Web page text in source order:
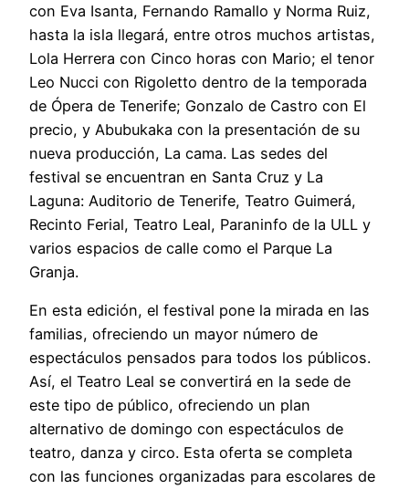
con Eva Isanta, Fernando Ramallo y Norma Ruiz,
hasta la isla llegará, entre otros muchos artistas,
Lola Herrera con Cinco horas con Mario; el tenor
Leo Nucci con Rigoletto dentro de la temporada
de Ópera de Tenerife; Gonzalo de Castro con El
precio, y Abubukaka con la presentación de su
nueva producción, La cama. Las sedes del
festival se encuentran en Santa Cruz y La
Laguna: Auditorio de Tenerife, Teatro Guimerá,
Recinto Ferial, Teatro Leal, Paraninfo de la ULL y
varios espacios de calle como el Parque La
Granja.
En esta edición, el festival pone la mirada en las
familias, ofreciendo un mayor número de
espectáculos pensados para todos los públicos.
Así, el Teatro Leal se convertirá en la sede de
este tipo de público, ofreciendo un plan
alternativo de domingo con espectáculos de
teatro, danza y circo. Esta oferta se completa
con las funciones organizadas para escolares de